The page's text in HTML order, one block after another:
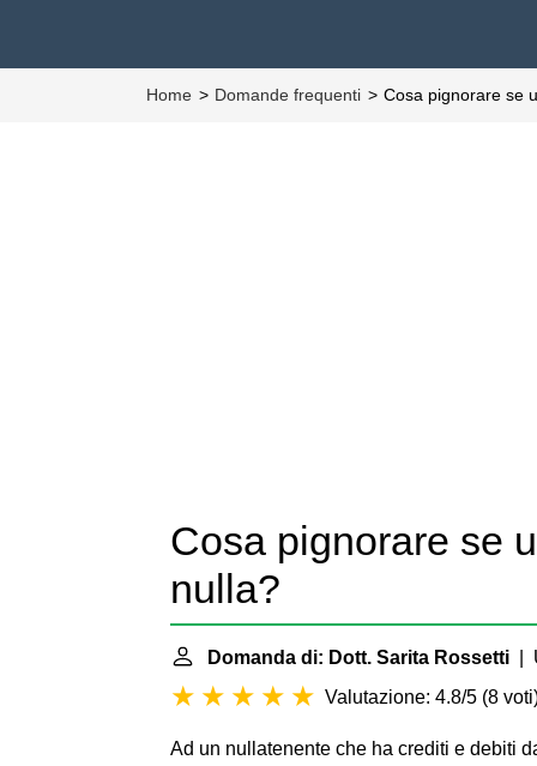
Home Domande frequenti Cosa pignorare se
Cosa pignorare se
nulla?
Domanda di: Dott. Sarita Rossetti |
Valutazione: 4.8/5 (8 voti
Ad un nullatenente che ha crediti e debiti